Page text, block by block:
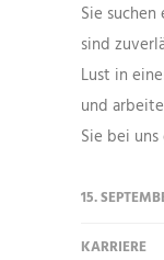
Sie
sind
Lust in
und
Sie bei uns
15.
KARRIERE